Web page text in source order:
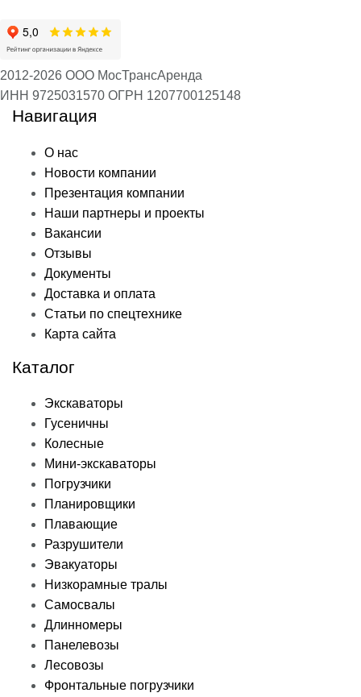
2012-2026 ООО МосТрансАренда
ИНН 9725031570 ОГРН 1207700125148
Навигация
О нас
Новости компании
Презентация компании
Наши партнеры и проекты
Вакансии
Отзывы
Документы
Доставка и оплата
Статьи по спецтехнике
Карта сайта
Каталог
Экскаваторы
Гусеничны
Колесные
Мини-экскаваторы
Погрузчики
Планировщики
Плавающие
Разрушители
Эвакуаторы
Низкорамные тралы
Самосвалы
Длинномеры
Панелевозы
Лесовозы
Фронтальные погрузчики